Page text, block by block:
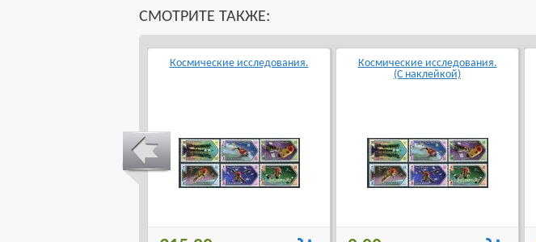
СМОТРИТЕ ТАКЖЕ:
Космические исследования.
Космические исследования.
(С наклейкой)